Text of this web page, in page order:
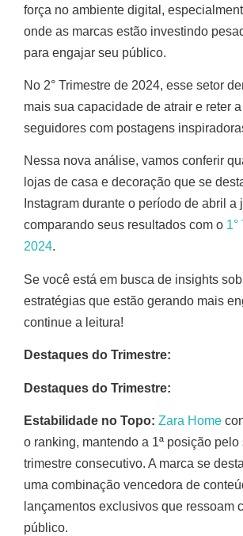
força no ambiente digital,
onde as marcas estão investindo
para engajar seu público.
No 2° Trimestre de 2024, esse setor
mais sua capacidade de atrair e reter
seguidores com postagens
Nessa nova análise, vamos conferir
lojas de casa e decoração que se
Instagram durante o período de abril a
comparando seus resultados com o 1°
2024.
Se você está em busca de insights
estratégias que estão gerando mais
continue a leitura!
Destaques do Trimestre:
Destaques do Trimestre:
Estabilidade no Topo: Zara Home
o ranking, mantendo a 1ª posição pelo
trimestre consecutivo. A marca se
uma combinação vencedora de
lançamentos exclusivos que ressoam
público.